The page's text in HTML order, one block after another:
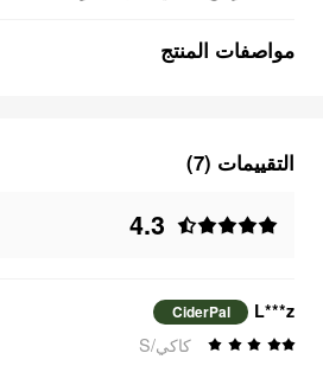
مواصفات المنتج
التقييمات (7)
4.3
L***z
CiderPal
كاكي/S